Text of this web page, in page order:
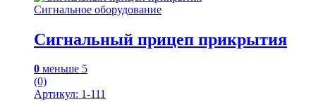
Сигнальное оборудование
Сигнальный прицеп прикрытия
0 меньше 5
(0)
Артикул: 1-111